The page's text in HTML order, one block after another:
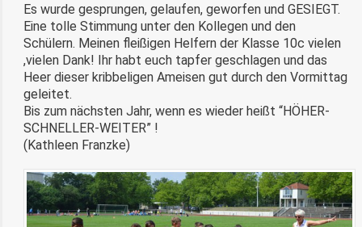
Es wurde gesprungen, gelaufen, geworfen und GESIEGT.
Eine tolle Stimmung unter den Kollegen und den
Schülern. Meinen fleißigen Helfern der Klasse 10c vielen
,vielen Dank! Ihr habt euch tapfer geschlagen und das
Heer dieser kribbeligen Ameisen gut durch den Vormittag
geleitet.
Bis zum nächsten Jahr, wenn es wieder heißt “HÖHER-
SCHNELLER-WEITER” !
(Kathleen Franzke)